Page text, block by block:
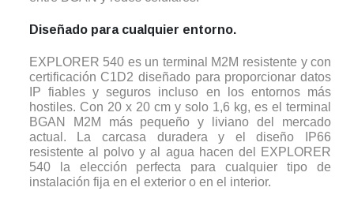
Diseñado para cualquier entorno.
EXPLORER 540 es un terminal M2M resistente y con
certificación C1D2 diseñado para proporcionar datos
IP fiables y seguros incluso en los entornos más
hostiles. Con 20 x 20 cm y solo 1,6 kg, es el terminal
BGAN M2M más pequeño y liviano del mercado
actual. La carcasa duradera y el diseño IP66
resistente al polvo y al agua hacen del EXPLORER
540 la elección perfecta para cualquier tipo de
instalación fija en el exterior o en el interior.